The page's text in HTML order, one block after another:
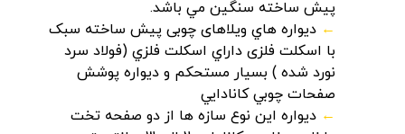
پيش ساخته سنگين مي باشد.
←ديواره هاي ویلاهای چوبی پیش ساخته سبک
با اسکلت فلزی داراي اسکلت فلزي (فولاد سرد
نورد شده ) بسيار مستحکم و ديواره پوشش
صفحات چوبي کانادايي
←ديواره اين نوع سازه ها از دو صفحه تخت